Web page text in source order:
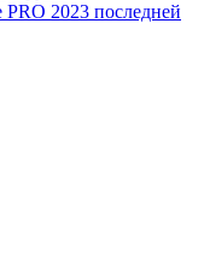
2023 последней